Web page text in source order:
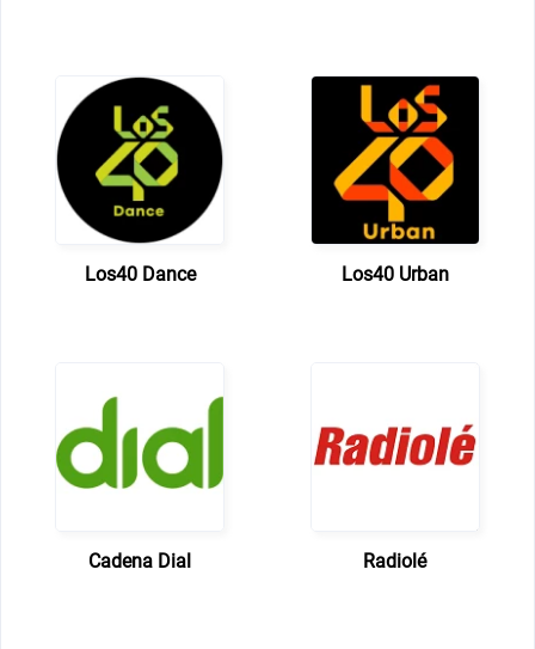
Los40 Dance Los40 Urban
Cadena Dial Radiolé